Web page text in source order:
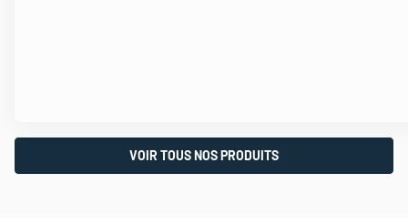
VOIR TOUS NOS PRODUITS